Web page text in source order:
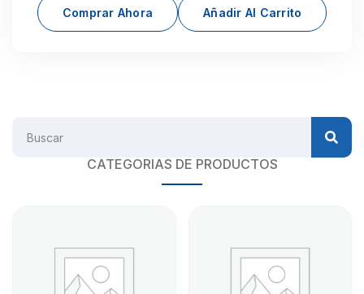
Comprar Ahora Añadir Al Carrito
CATEGORIAS DE PRODUCTOS